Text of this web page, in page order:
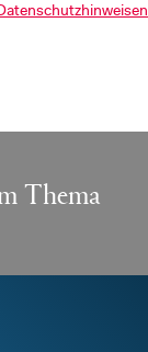
Thema